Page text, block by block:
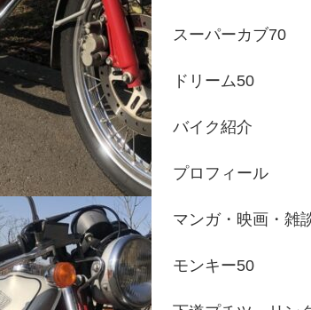
スーパーカブ70
ドリーム50
バイク紹介
プロフィール
マンガ・映画・雑
モンキー50